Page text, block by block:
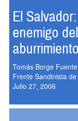
El
enemigo
aburrimiento
Tomás Borge
Frente Sandinista
Julio 27, 2006